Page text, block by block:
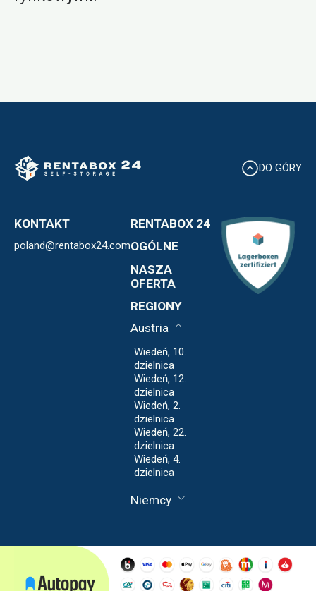
DO GÓRY
KONTAKT
poland@rentabox24.com
RENTABOX 24
Expansja
Informacje o nas
OGÓLNE
Kontakt
OWU
Prywatności
Regulamin
NASZA
OFERTA
Blog
REGIONY
Austria
Wiedeń, 10.
dzielnica
Wiedeń, 12.
dzielnica
Wiedeń, 2.
dzielnica
Wiedeń, 22.
dzielnica
Wiedeń, 4.
dzielnica
Niemcy